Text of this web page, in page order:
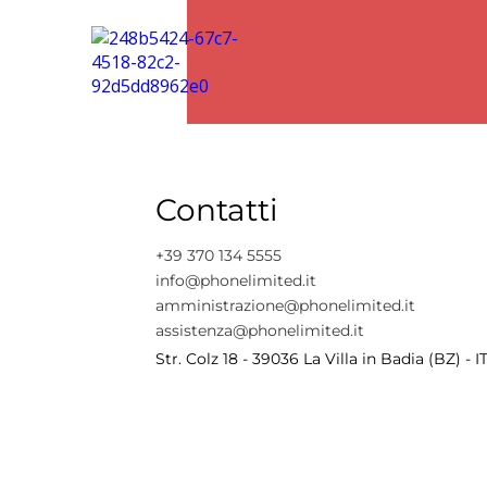
Contatti
+39 370 134 5555
info@phonelimited.it
amministrazione@phonelimited.it
assistenza@phonelimited.it
Str. Colz 18 - 39036 La Villa in Badia (BZ) -